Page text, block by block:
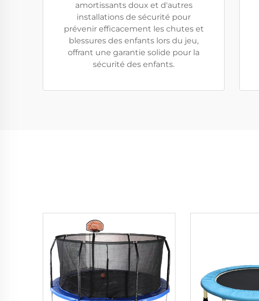
amortissants doux et d'autres
installations de sécurité pour
prévenir efficacement les chutes et
blessures des enfants lors du jeu,
offrant une garantie solide pour la
sécurité des enfants.